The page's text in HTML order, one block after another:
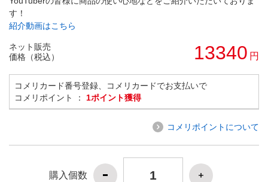
す！
紹介動画はこちら
ネット販売
価格（税込）
13340 円
コメリカード番号登録、コメリカードでお支払いで
コメリポイント ： 1ポイント獲得
コメリポイントについて
購入個数